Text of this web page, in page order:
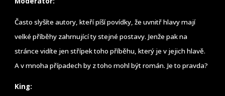
Často slyšíte autory, kteří píší povídky, že uvnitř hlavy mají
velké příběhy zahrnující ty stejné postavy. Jenže pak na
stránce vidíte jen střípek toho příběhu, který je v jejich hlavě.
A v mnoha případech by z toho mohl být román. Je to pravda?
King: